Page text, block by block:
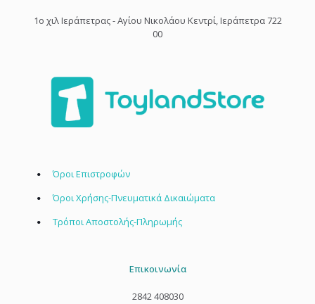
1o χιλ Ιεράπετρας - Αγίου Νικολάου Κεντρί, Ιεράπετρα 722
00
Όροι Επιστροφών
Όροι Χρήσης-Πνευματικά Δικαιώματα
Τρόποι Αποστολής-Πληρωμής
Επικοινωνία
2842 408030